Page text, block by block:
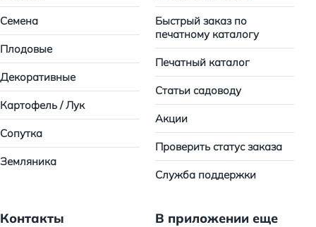
Семена
Плодовые
Декоративные
Картофель / Лук
Сопутка
Земляника
Быстрый заказ по
печатному каталогу
Печатный каталог
Статьи садоводу
Акции
Проверить статус заказа
Служба поддержки
Контакты
В приложении еще